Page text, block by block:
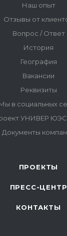
ПРОЕКТЫ
ПРЕСС-ЦЕНТР
КОНТАКТЫ